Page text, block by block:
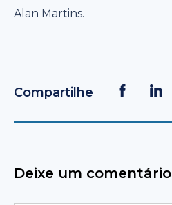
Alan Martins.
Compartilhe
Deixe um comentário